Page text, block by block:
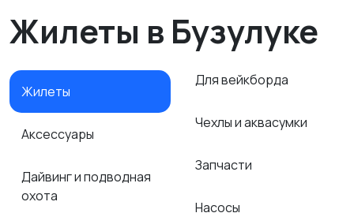
Жилеты в Бузулуке
Жилеты
Аксессуары
Дайвинг и подводная
охота
Для вейкборда
Чехлы и аквасумки
Запчасти
Насосы